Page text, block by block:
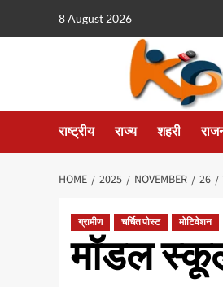
8 August 2026
राष्ट्रीय राज्य शहरी
HOME 2025 NOVEMBER 26
ग्रामीण चर्चित पोस्ट मोटिवेशन
मॉडल